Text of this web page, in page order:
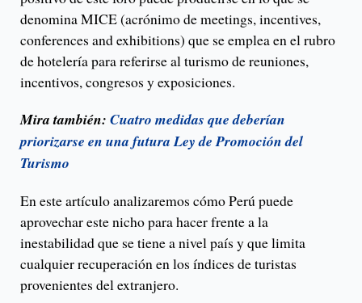
denomina MICE (acrónimo de meetings, incentives,
conferences and exhibitions) que se emplea en el rubro
de hotelería para referirse al turismo de reuniones,
incentivos, congresos y exposiciones.
Mira también: Cuatro medidas que deberían
priorizarse en una futura Ley de Promoción del
Turismo
En este artículo analizaremos cómo Perú puede
aprovechar este nicho para hacer frente a la
inestabilidad que se tiene a nivel país y que limita
cualquier recuperación en los índices de turistas
provenientes del extranjero.